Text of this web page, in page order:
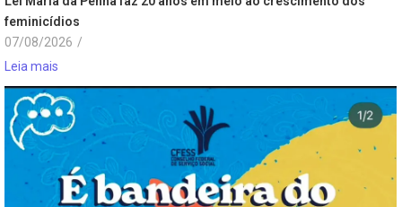
feminicídios
07/08/2026 /
Leia mais